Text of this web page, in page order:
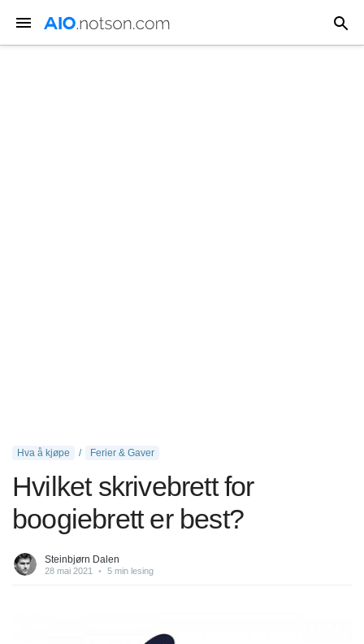
Hva å kjøpe Ferier & Gaver
Hvilket skrivebrett for
boogiebrett er best?
Steinbjørn Dalen
28 mai 2021 • 5 min lesing